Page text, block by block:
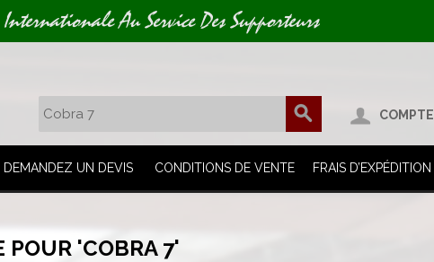
Au Service Des Supporteurs
COMPTE
DEMANDEZ UN DEVIS CONDITIONS DE VENTE FRAIS D’EXPÉDITION
POUR 'COBRA 7'